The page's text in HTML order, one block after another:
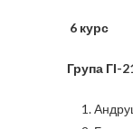
6 курс
Група ГІ-